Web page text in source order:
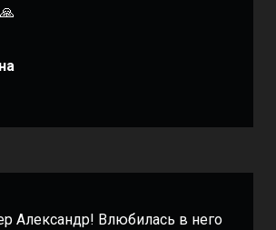
Александр! Влюбилась в него